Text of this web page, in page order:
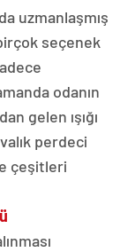
uzmanlaşmış
seçenek
odanın
gelen ışığı
perdeci
çeşitleri